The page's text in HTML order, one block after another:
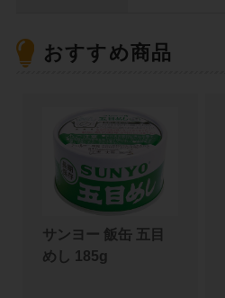
おすすめ商品
サンヨー 飯缶 五目
めし 185g